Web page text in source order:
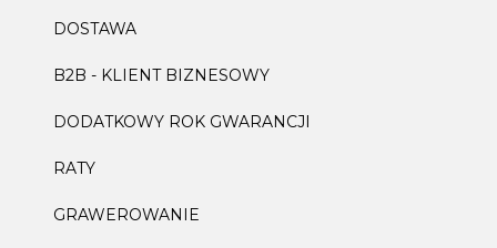
DOSTAWA
B2B - KLIENT BIZNESOWY
DODATKOWY ROK GWARANCJI
RATY
GRAWEROWANIE